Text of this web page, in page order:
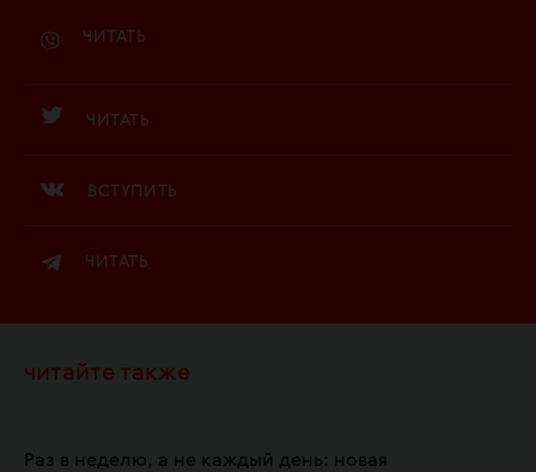
ЧИТАТЬ
ЧИТАТЬ
ВСТУПИТЬ
ЧИТАТЬ
читайте также
Раз в неделю, а не каждый день: новая